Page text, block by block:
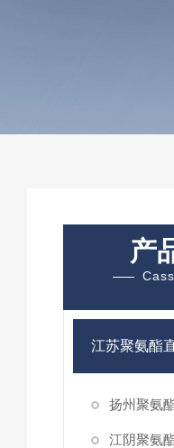
产
江苏聚氨酯
扬州聚氨
江阴聚氨